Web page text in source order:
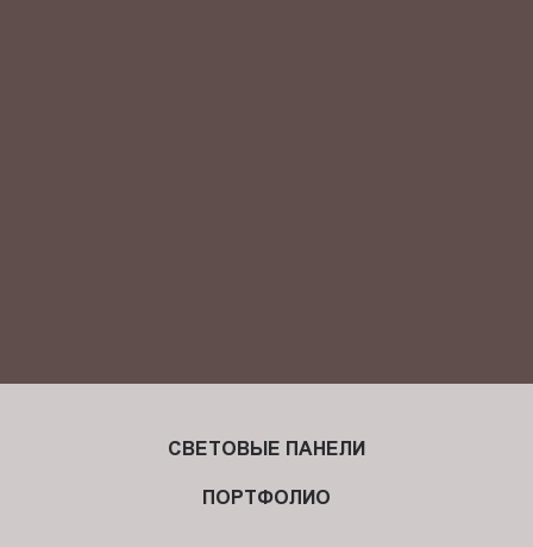
СВЕТОВЫЕ ПАНЕЛИ
ПОРТФОЛИО